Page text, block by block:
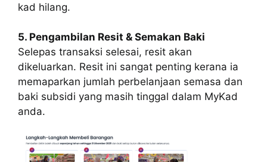
kad hilang.
5. Pengambilan Resit & Semakan Baki
Selepas transaksi selesai, resit akan
dikeluarkan. Resit ini sangat penting kerana ia
memaparkan jumlah perbelanjaan semasa dan
baki subsidi yang masih tinggal dalam MyKad
anda.